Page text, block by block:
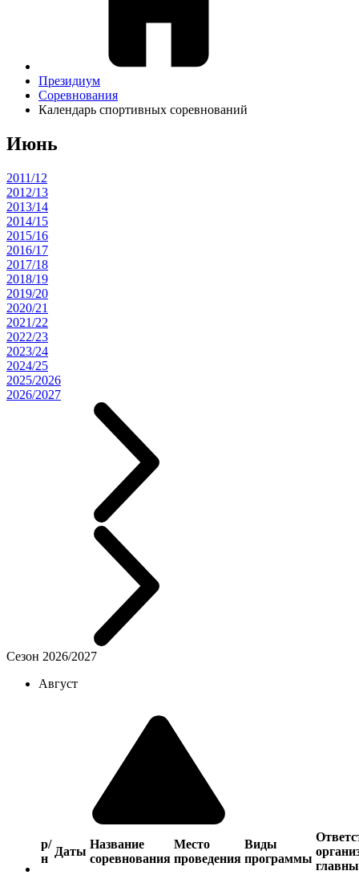
Президиум
Соревнования
Календарь спортивных соревнований
Июнь
2011/12
2012/13
2013/14
2014/15
2015/16
2016/17
2017/18
2018/19
2019/20
2020/21
2021/22
2022/23
2023/24
2024/25
2025/2026
2026/2027
Сезон 2026/2027
Август
р/
н
Даты
Название
соревнования
Место
проведения
Виды
программы